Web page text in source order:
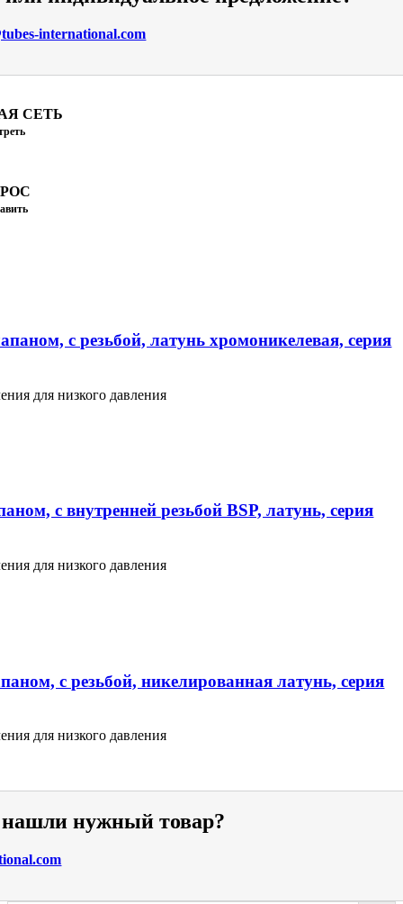
international.com
СЕТЬ
с резьбой, латунь хромоникелевая, серия
для низкого давления
с внутренней резьбой BSP, латунь, серия
для низкого давления
с резьбой, никелированная латунь, серия
для низкого давления
нужный товар?